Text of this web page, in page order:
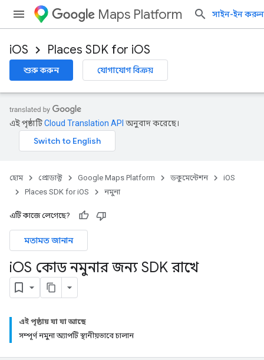
Maps Platform সাইন-ইন করুন
iOS Places SDK for iOS
শুরু করুন যোগাযোগ বিক্রয়
এই পৃষ্ঠাটিCloud Translation API অনুবাদ করেছে।
হোম প্রোডাক্ট Google Maps Platform ডকুমেন্টেশন
iOS
Places SDK for iOS
নমুনা
এটি কাজে লেগেছে?
মতামত জানান
iOS কোড নমুনার জন্য SDK রাখে
এই পৃষ্ঠায় যা যা আছে
সম্পূর্ণ নমুনা অ্যাপটি স্থানীয়ভাবে চালান